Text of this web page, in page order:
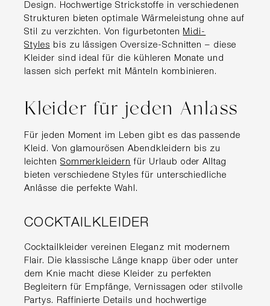
Design. Hochwertige Strickstoffe in verschiedenen
Strukturen bieten optimale Wärmeleistung ohne auf
Stil zu verzichten. Von figurbetonten Midi-
Styles bis zu lässigen Oversize-Schnitten – diese
Kleider sind ideal für die kühleren Monate und
lassen sich perfekt mit Mänteln kombinieren.
Kleider für jeden Anlass
Für jeden Moment im Leben gibt es das passende
Kleid. Von glamourösen Abendkleidern bis zu
leichten Sommerkleidern für Urlaub oder Alltag
bieten verschiedene Styles für unterschiedliche
Anlässe die perfekte Wahl.
COCKTAILKLEIDER
Cocktailkleider vereinen Eleganz mit modernem
Flair. Die klassische Länge knapp über oder unter
dem Knie macht diese Kleider zu perfekten
Begleitern für Empfänge, Vernissagen oder stilvolle
Partys. Raffinierte Details und hochwertige